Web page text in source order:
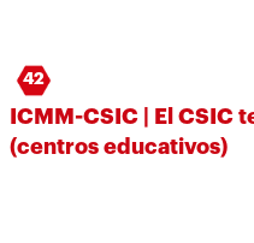
42
ICMM-CSIC | El CSIC
(centros educativos)